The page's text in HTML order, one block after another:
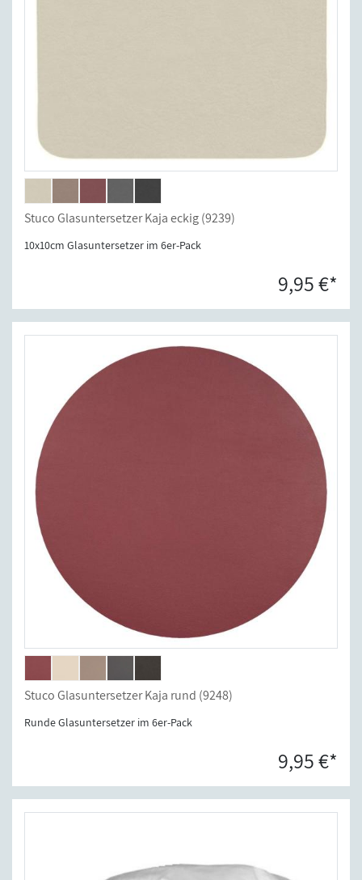
Stuco Glasuntersetzer Kaja eckig (9239)
10x10cm Glasuntersetzer im 6er-Pack
9,95 €*
Stuco Glasuntersetzer Kaja rund (9248)
Runde Glasuntersetzer im 6er-Pack
9,95 €*